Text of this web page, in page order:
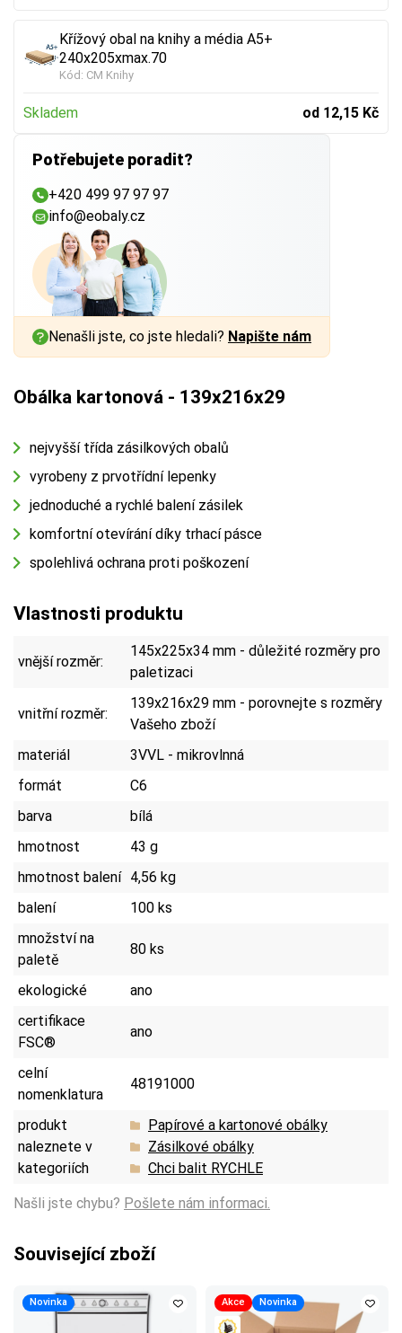
Křížový obal na knihy a média A5+
240x205xmax.70
Kód: CM Knihy
Skladem od 12,15 Kč
Potřebujete poradit?
+420 499 97 97 97
info@eobaly.cz
Nenašli jste, co jste hledali? Napište nám
Obálka kartonová - 139x216x29
nejvyšší třída zásilkových obalů
vyrobeny z prvotřídní lepenky
jednoduché a rychlé balení zásilek
komfortní otevírání díky trhací pásce
spolehlivá ochrana proti poškození
Vlastnosti produktu
vnější rozměr:
145x225x34 mm - důležité rozměry pro
paletizaci
vnitřní rozměr:
139x216x29 mm - porovnejte s rozměry
Vašeho zboží
materiál
3VVL - mikrovlnná
formát
C6
barva
bílá
hmotnost
43 g
hmotnost balení 4,56 kg
balení
100 ks
množství na
paletě
80 ks
ekologické
ano
certifikace
FSC®
ano
celní
nomenklatura
48191000
produkt
naleznete v
kategoriích
Papírové a kartonové obálky
Zásilkové obálky
Chci balit RYCHLE
Našli jste chybu? Pošlete nám informaci.
Související zboží
Novinka Akce Novinka